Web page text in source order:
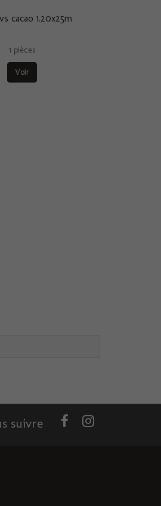
cacao 1.20x25m
1 pièces
Voir
suivre